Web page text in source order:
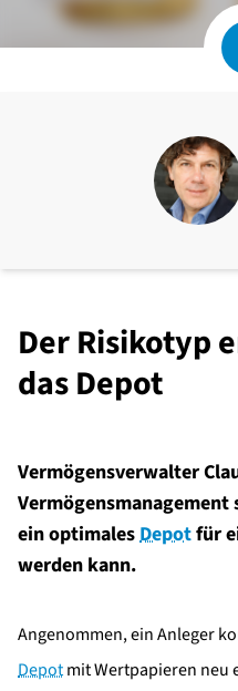
Der Risikotyp
das Depot
Vermögensverwalter
ein optimalesDepotfür
werden kann.
Angenommen, ein Anleger
Depotmit Wertpapieren neu